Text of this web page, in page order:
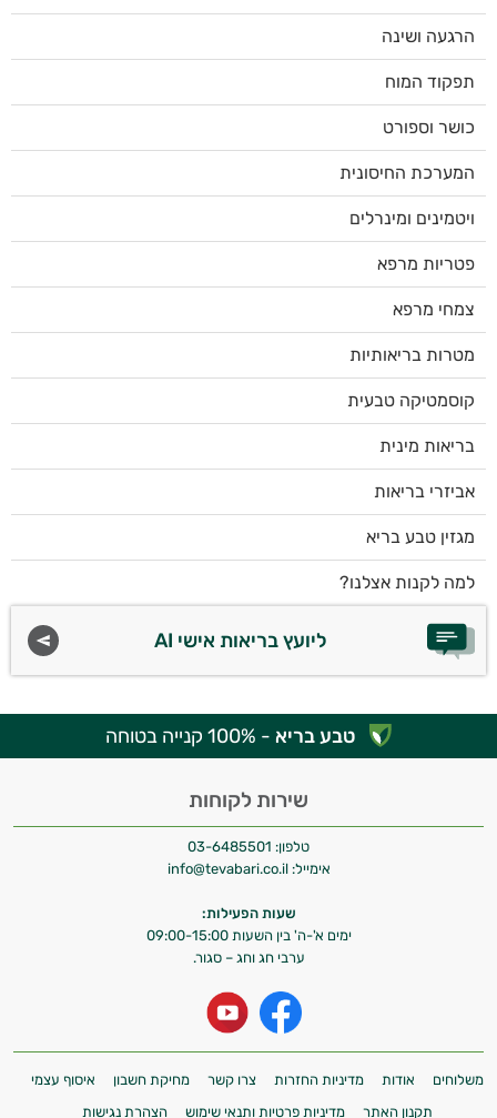
הרגעה ושינה
תפקוד המוח
כושר וספורט
המערכת החיסונית
ויטמינים ומינרלים
פטריות מרפא
צמחי מרפא
מטרות בריאותיות
קוסמטיקה טבעית
בריאות מינית
אביזרי בריאות
מגזין טבע בריא
למה לקנות אצלנו?
ליועץ בריאות אישי AI
טבע בריא - 100% קנייה בטוחה
שירות לקוחות
טלפון: 03-6485501
אימייל: info@tevabari.co.il
שעות הפעילות:
ימים א'-ה' בין השעות 09:00-15:00
ערבי חג וחג – סגור.
משלוחים אודות מדיניות החזרות צרו קשר מחיקת חשבון
איסוף עצמי
תקנון האתר
מדיניות פרטיות ותנאי שימוש הצהרת נגישות